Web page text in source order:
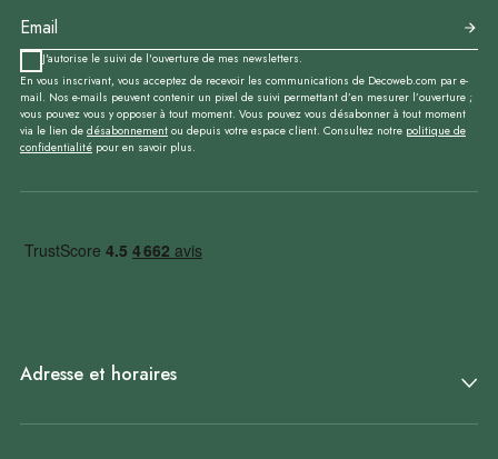
J'autorise le suivi de l'ouverture de mes newsletters.
En vous inscrivant, vous acceptez de recevoir les communications de Decoweb.com par e-
mail. Nos e-mails peuvent contenir un pixel de suivi permettant d’en mesurer l’ouverture ;
vous pouvez vous y opposer à tout moment. Vous pouvez vous désabonner à tout moment
via le lien de désabonnement ou depuis votre espace client. Consultez notre politique de
confidentialité pour en savoir plus.
Adresse et horaires